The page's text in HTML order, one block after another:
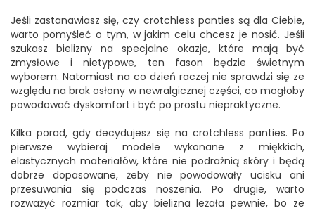
Jeśli zastanawiasz się, czy crotchless panties są dla Ciebie,
warto pomyśleć o tym, w jakim celu chcesz je nosić. Jeśli
szukasz bielizny na specjalne okazje, które mają być
zmysłowe i nietypowe, ten fason będzie świetnym
wyborem. Natomiast na co dzień raczej nie sprawdzi się ze
względu na brak osłony w newralgicznej części, co mogłoby
powodować dyskomfort i być po prostu niepraktyczne.
Kilka porad, gdy decydujesz się na crotchless panties. Po
pierwsze wybieraj modele wykonane z miękkich,
elastycznych materiałów, które nie podrażnią skóry i będą
dobrze dopasowane, żeby nie powodowały ucisku ani
przesuwania się podczas noszenia. Po drugie, warto
rozważyć rozmiar tak, aby bielizna leżała pewnie, bo ze